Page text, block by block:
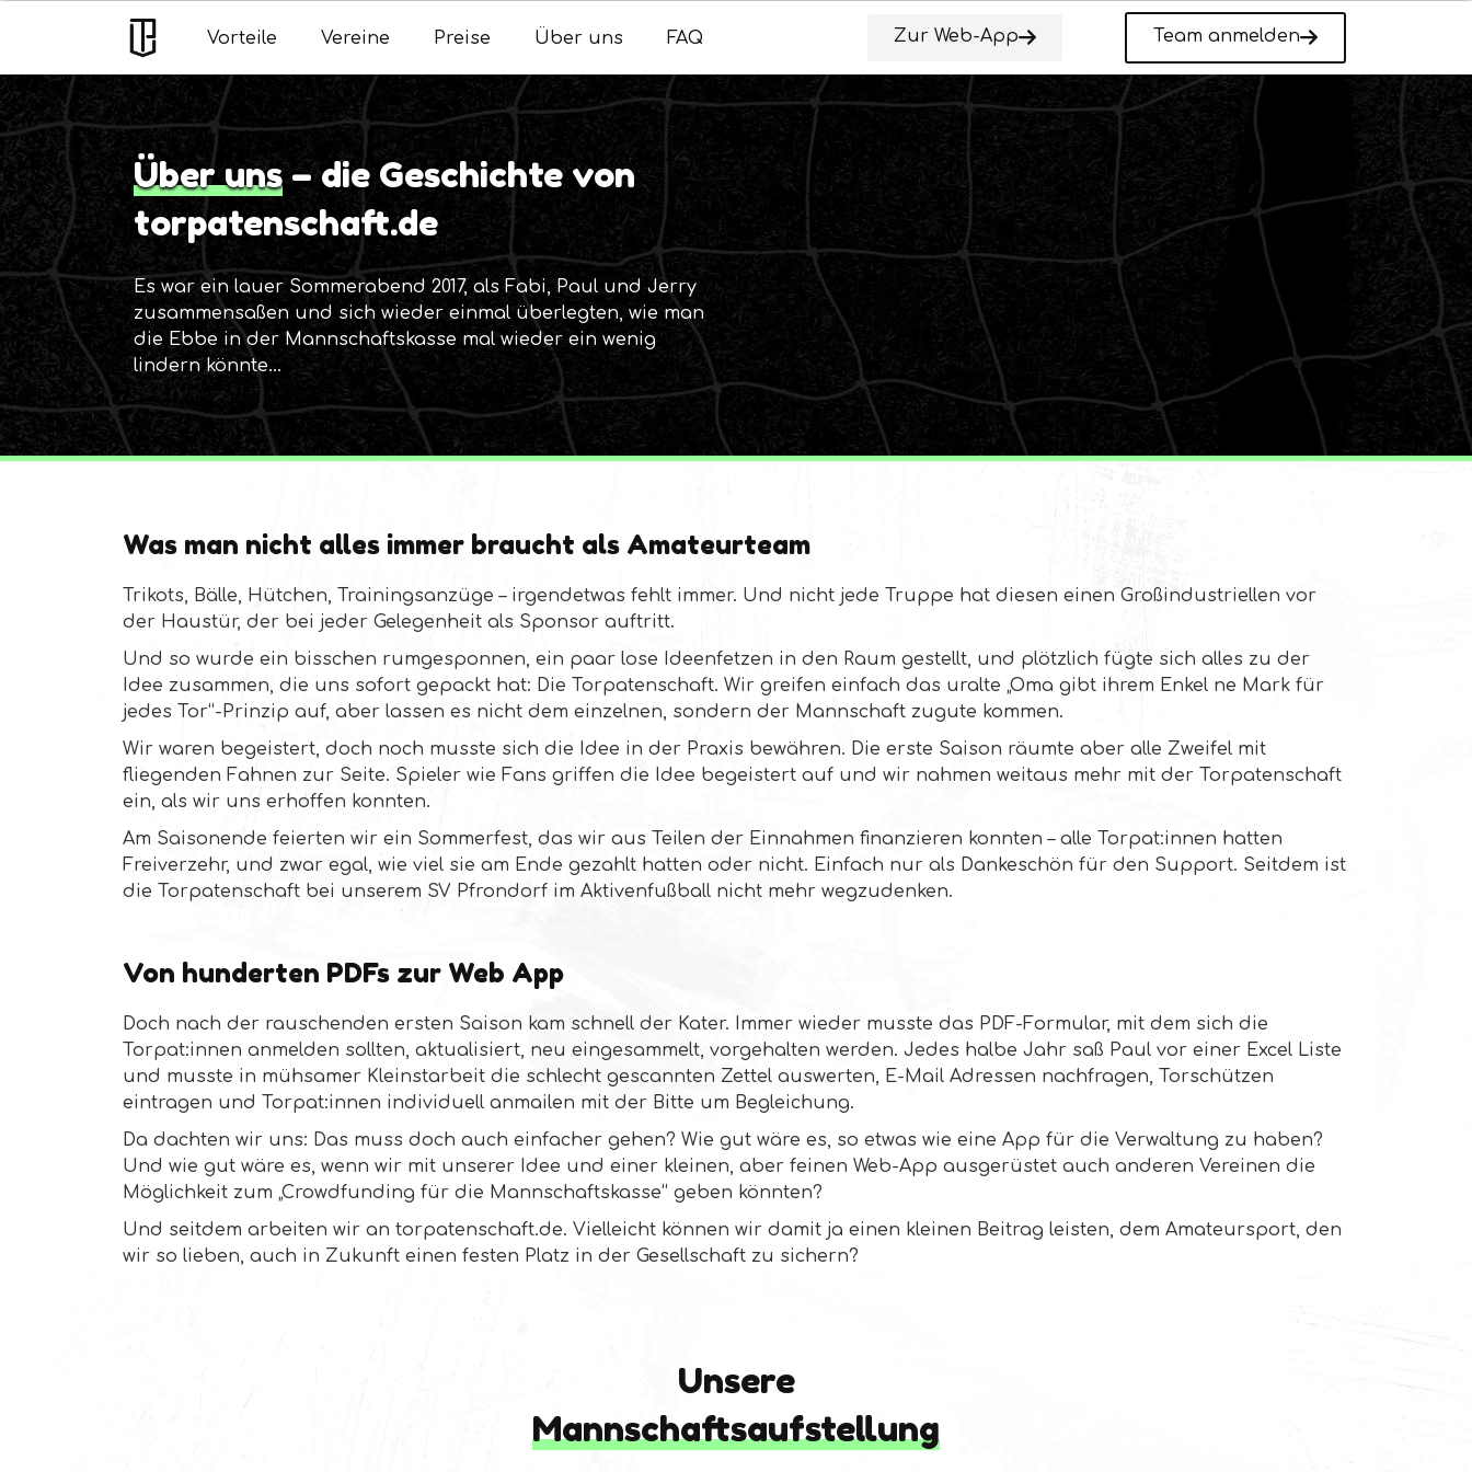
Vorteile Vereine Preise Über uns FAQ Zur Web-App Team anmelden
Über uns– die Geschichte von
torpatenschaft.de
Es war ein lauer Sommerabend 2017, als Fabi, Paul und Jerry
zusammensaßen und sich wieder einmal überlegten, wie man
die Ebbe in der Mannschaftskasse mal wieder ein wenig
lindern könnte…
Was man nicht alles immer braucht als Amateurteam
Trikots, Bälle, Hütchen, Trainingsanzüge – irgendetwas fehlt immer. Und nicht jede Truppe hat diesen einen Großindustriellen vor
der Haustür, der bei jeder Gelegenheit als Sponsor auftritt.
Und so wurde ein bisschen rumgesponnen, ein paar lose Ideenfetzen in den Raum gestellt, und plötzlich fügte sich alles zu der
Idee zusammen, die uns sofort gepackt hat: Die Torpatenschaft. Wir greifen einfach das uralte „Oma gibt ihrem Enkel ne Mark für
jedes Tor“-Prinzip auf, aber lassen es nicht dem einzelnen, sondern der Mannschaft zugute kommen.
Wir waren begeistert, doch noch musste sich die Idee in der Praxis bewähren. Die erste Saison räumte aber alle Zweifel mit
fliegenden Fahnen zur Seite. Spieler wie Fans griffen die Idee begeistert auf und wir nahmen weitaus mehr mit der Torpatenschaft
ein, als wir uns erhoffen konnten.
Am Saisonende feierten wir ein Sommerfest, das wir aus Teilen der Einnahmen finanzieren konnten – alle Torpat:innen hatten
Freiverzehr, und zwar egal, wie viel sie am Ende gezahlt hatten oder nicht. Einfach nur als Dankeschön für den Support. Seitdem ist
die Torpatenschaft bei unserem SV Pfrondorf im Aktivenfußball nicht mehr wegzudenken.
Von hunderten PDFs zur Web App
Doch nach der rauschenden ersten Saison kam schnell der Kater. Immer wieder musste das PDF-Formular, mit dem sich die
Torpat:innen anmelden sollten, aktualisiert, neu eingesammelt, vorgehalten werden. Jedes halbe Jahr saß Paul vor einer Excel Liste
und musste in mühsamer Kleinstarbeit die schlecht gescannten Zettel auswerten, E-Mail Adressen nachfragen, Torschützen
eintragen und Torpat:innen individuell anmailen mit der Bitte um Begleichung.
Da dachten wir uns: Das muss doch auch einfacher gehen? Wie gut wäre es, so etwas wie eine App für die Verwaltung zu haben?
Und wie gut wäre es, wenn wir mit unserer Idee und einer kleinen, aber feinen Web-App ausgerüstet auch anderen Vereinen die
Möglichkeit zum „Crowdfunding für die Mannschaftskasse“ geben könnten?
Und seitdem arbeiten wir an torpatenschaft.de. Vielleicht können wir damit ja einen kleinen Beitrag leisten, dem Amateursport, den
wir so lieben, auch in Zukunft einen festen Platz in der Gesellschaft zu sichern?
Unsere
Mannschaftsaufstellung